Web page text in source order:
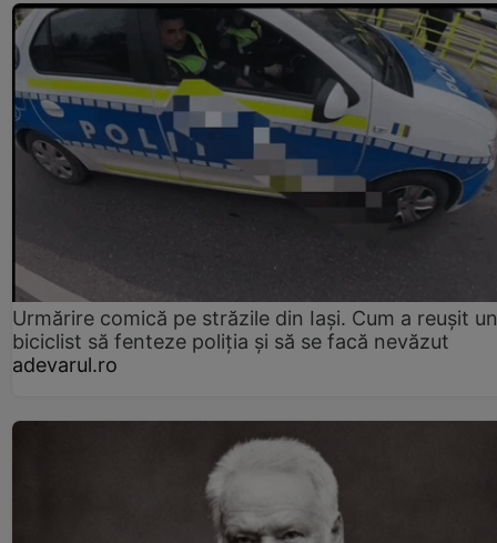
Urmărire comică pe străzile din Iași. Cum a reușit un
biciclist să fenteze poliția și să se facă nevăzut
adevarul.ro